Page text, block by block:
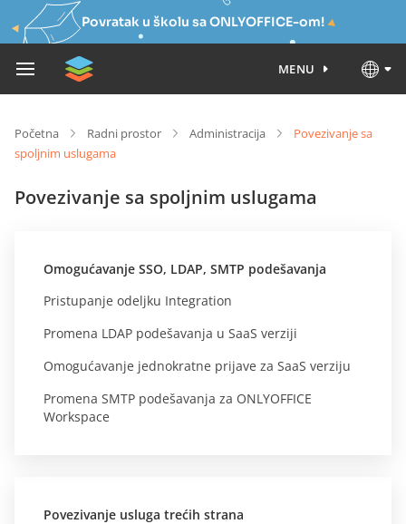
Povratak u školu sa ONLYOFFICE-om!
MENU
Početna Radni prostor Administracija
Povezivanje sa
spoljnim uslugama
Povezivanje sa spoljnim uslugama
Omogućavanje SSO, LDAP, SMTP podešavanja
Pristupanje odeljku Integration
Promena LDAP podešavanja u SaaS verziji
Omogućavanje jednokratne prijave za SaaS verziju
Promena SMTP podešavanja za ONLYOFFICE
Workspace
Povezivanje usluga trećih strana